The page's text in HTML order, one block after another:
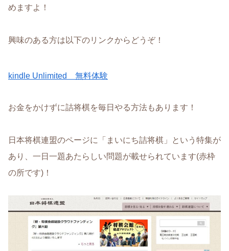
めますよ！
興味のある方は以下のリンクからどうぞ！
kindle Unlimited 無料体験
お金をかけずに詰将棋を毎日やる方法もあります！
日本将棋連盟のページに「まいにち詰将棋」という特集が
あり、一日一題あたらしい問題が載せられています(赤枠
の所です)！